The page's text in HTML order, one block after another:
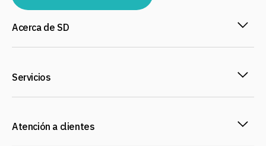
Acerca de SD
Servicios
Atención a clientes